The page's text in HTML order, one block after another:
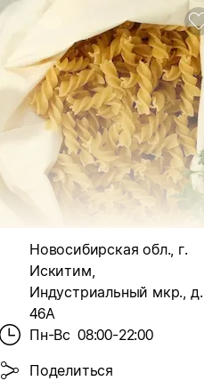
Новосибирская обл., г.
Искитим,
Индустриальный мкр., д.
46А
Пн-Вс 08:00-22:00
Поделиться